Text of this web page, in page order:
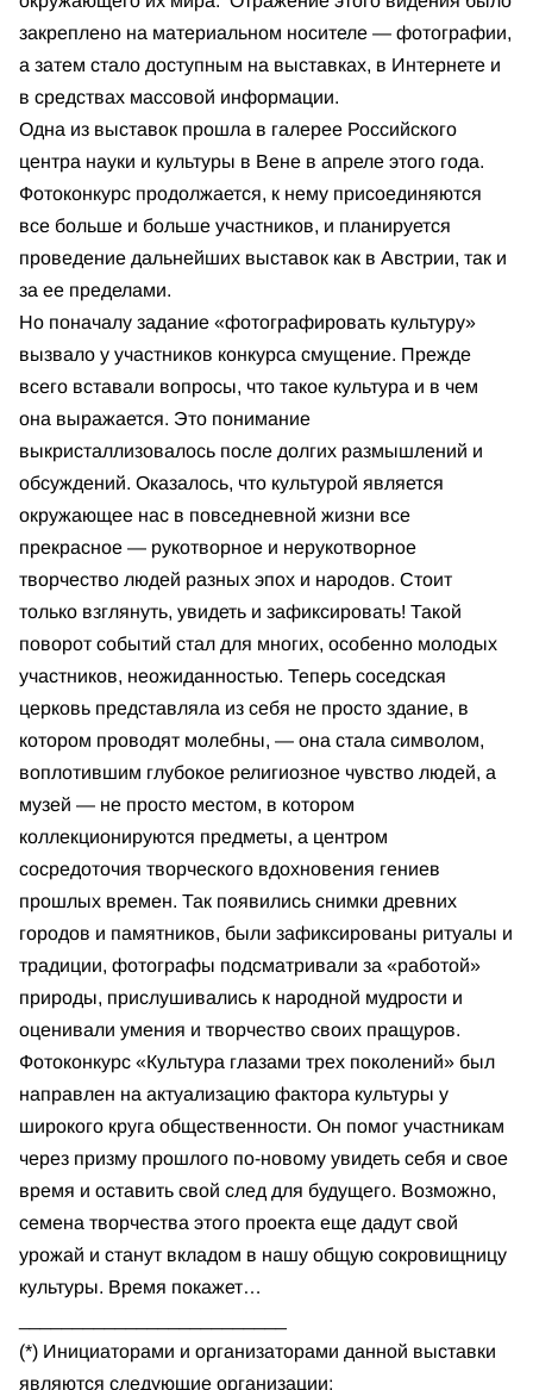
закреплено на материальном носителе — фотографии,
а затем стало доступным на выставках, в Интернете и
в средствах массовой информации.
Одна из выставок прошла в галерее Российского
центра науки и культуры в Вене в апреле этого года.
Фотоконкурс продолжается, к нему присоединяются
все больше и больше участников, и планируется
проведение дальнейших выставок как в Австрии, так и
за ее пределами.
Но поначалу задание «фотографировать культуру»
вызвало у участников конкурса смущение. Прежде
всего вставали вопросы, что такое культура и в чем
она выражается. Это понимание
выкристаллизовалось после долгих размышлений и
обсуждений. Оказалось, что культурой является
окружающее нас в повседневной жизни все
прекрасное — рукотворное и нерукотворное
творчество людей разных эпох и народов. Стоит
только взглянуть, увидеть и зафиксировать! Такой
поворот событий стал для многих, особенно молодых
участников, неожиданностью. Теперь соседская
церковь представляла из себя не просто здание, в
котором проводят молебны, — она стала символом,
воплотившим глубокое религиозное чувство людей, а
музей — не просто местом, в котором
коллекционируются предметы, а центром
сосредоточия творческого вдохновения гениев
прошлых времен. Так появились снимки древних
городов и памятников, были зафиксированы ритуалы и
традиции, фотографы подсматривали за «работой»
природы, прислушивались к народной мудрости и
оценивали умения и творчество своих пращуров.
Фотоконкурс «Культура глазами трех поколений» был
направлен на актуализацию фактора культуры у
широкого круга общественности. Он помог участникам
через призму прошлого по-новому увидеть себя и свое
время и оставить свой след для будущего. Возможно,
семена творчества этого проекта еще дадут свой
урожай и станут вкладом в нашу общую сокровищницу
культуры. Время покажет…
(*) Инициаторами и организаторами данной выставки
являются следующие организации: